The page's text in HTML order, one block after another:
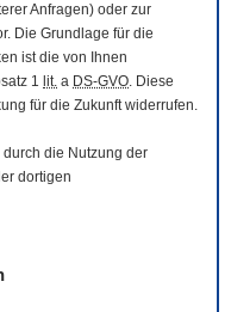
Anfragen) oder zur
Die Grundlage für die
ist die von Ihnen
1 lit. a DS-GVO. Diese
für die Zukunft widerrufen.
durch die Nutzung der
dortigen